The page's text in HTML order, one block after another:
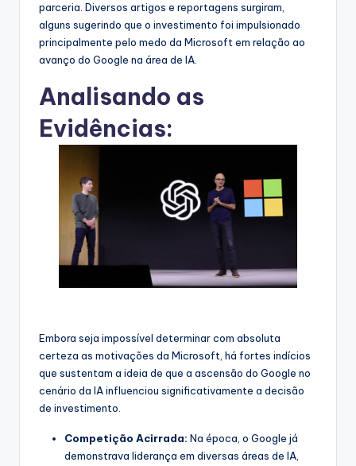
parceria. Diversos artigos e reportagens surgiram,
alguns sugerindo que o investimento foi impulsionado
principalmente pelo medo da Microsoft em relação ao
avanço do Google na área de IA.
Analisando as
Evidências:
Embora seja impossível determinar com absoluta
certeza as motivações da Microsoft, há fortes indícios
que sustentam a ideia de que a ascensão do Google no
cenário da IA influenciou significativamente a decisão
de investimento.
Competição Acirrada: Na época, o Google já
demonstrava liderança em diversas áreas de IA,